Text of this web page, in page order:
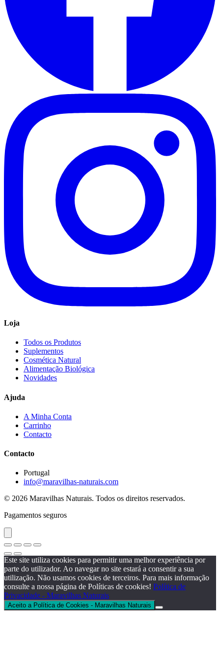
Loja
Todos os Produtos
Suplementos
Cosmética Natural
Alimentação Biológica
Novidades
Ajuda
A Minha Conta
Carrinho
Contacto
Contacto
Portugal
info@maravilhas-naturais.com
© 2026 Maravilhas Naturais. Todos os direitos reservados.
Pagamentos seguros
Este site utiliza cookies para permitir uma melhor experiência por
parte do utilizador. Ao navegar no site estará a consentir a sua
utilização. Não usamos cookies de terceiros. Para mais informação
consulte a nossa página de Políticas de cookies! Política de
Privacidade - Maravilhas Naturais
Aceito a Política de Cookies - Maravilhas Naturais